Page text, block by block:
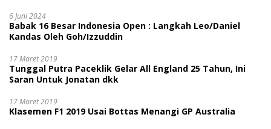
6 Juni 2024
Babak 16 Besar Indonesia Open : Langkah Leo/Daniel
Kandas Oleh Goh/Izzuddin
17 Maret 2019
Tunggal Putra Paceklik Gelar All England 25 Tahun, Ini
Saran Untuk Jonatan dkk
17 Maret 2019
Klasemen F1 2019 Usai Bottas Menangi GP Australia